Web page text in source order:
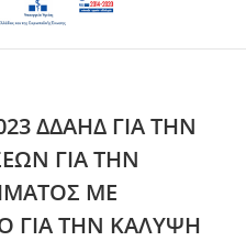
ΔΔΑΗΔ ΓΙΑ ΤΗΝ
ΓΙΑ ΤΗΝ
ΜΕ
ΓΙΑ ΤΗΝ ΚΑΛΥΨΗ